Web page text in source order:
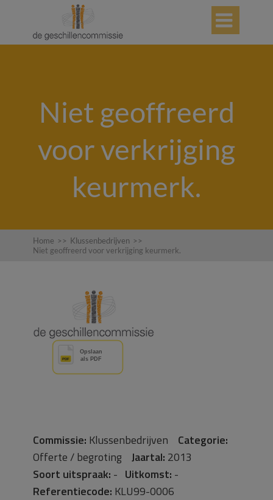

Niet geoffreerd
voor verkrijging
keurmerk.
Home >> Klussenbedrijven >>
Niet geoffreerd voor verkrijging keurmerk.
Commissie: Klussenbedrijven Categorie:
Offerte / begroting Jaartal: 2013
Soort uitspraak: - Uitkomst: -
Referentiecode: KLU99-0006